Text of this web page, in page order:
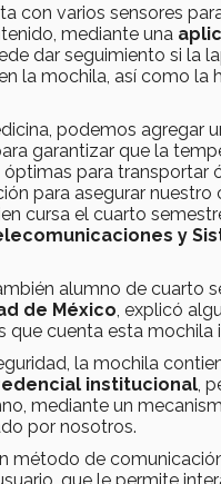
con varios sensores
mediante una
dar seguimiento si la
la mochila, así como la
podemos agregar
garantizar que la
para transportar
para asegurar nuestro
cursa el cuarto
y
alumno de cuarto
de México , explicó
que cuenta esta mochila
la mochila
institucional ,
mediante un
por nosotros.
método de